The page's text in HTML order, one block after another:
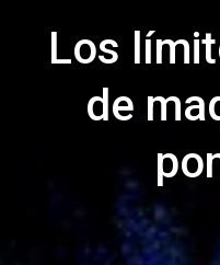
Los
de